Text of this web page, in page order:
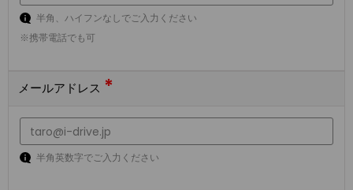
半角、ハイフンなしでご入力ください
※携帯電話でも可
メールアドレス *
半角英数字でご入力ください